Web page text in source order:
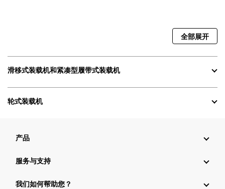
全部展开
滑移式装载机和紧凑型履带式装载机
轮式装载机
产品
服务与支持
我们如何帮助您？